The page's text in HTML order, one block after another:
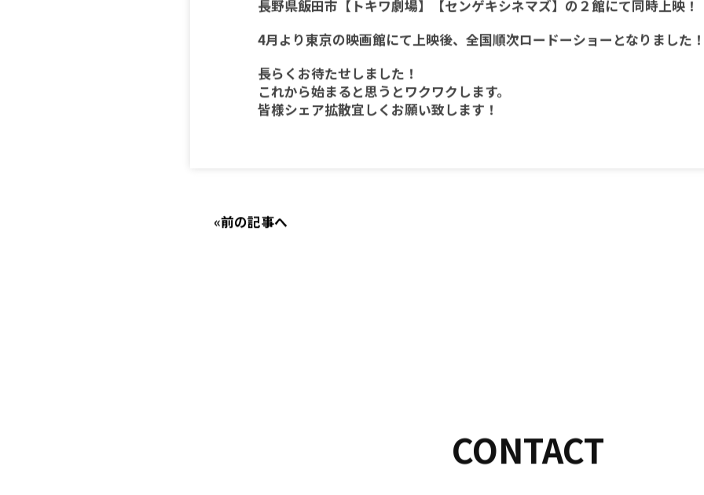
長野県飯田市【トキワ劇場】【センゲキシネマズ】の２館にて同時上映！
4月より東京の映画館にて上映後、全国順次ロードーショーとなりました！
長らくお待たせしました！
これから始まると思うとワクワクします。
皆様シェア拡散宜しくお願い致します！
«前の記事へ
CONTACT